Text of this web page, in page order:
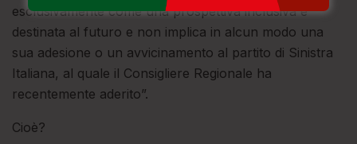
esclusivamente come una prospettiva inclusiva e
destinata al futuro e non implica in alcun modo una
sua adesione o un avvicinamento al partito di Sinistra
Italiana, al quale il Consigliere Regionale ha
recentemente aderito”.
Cioè?